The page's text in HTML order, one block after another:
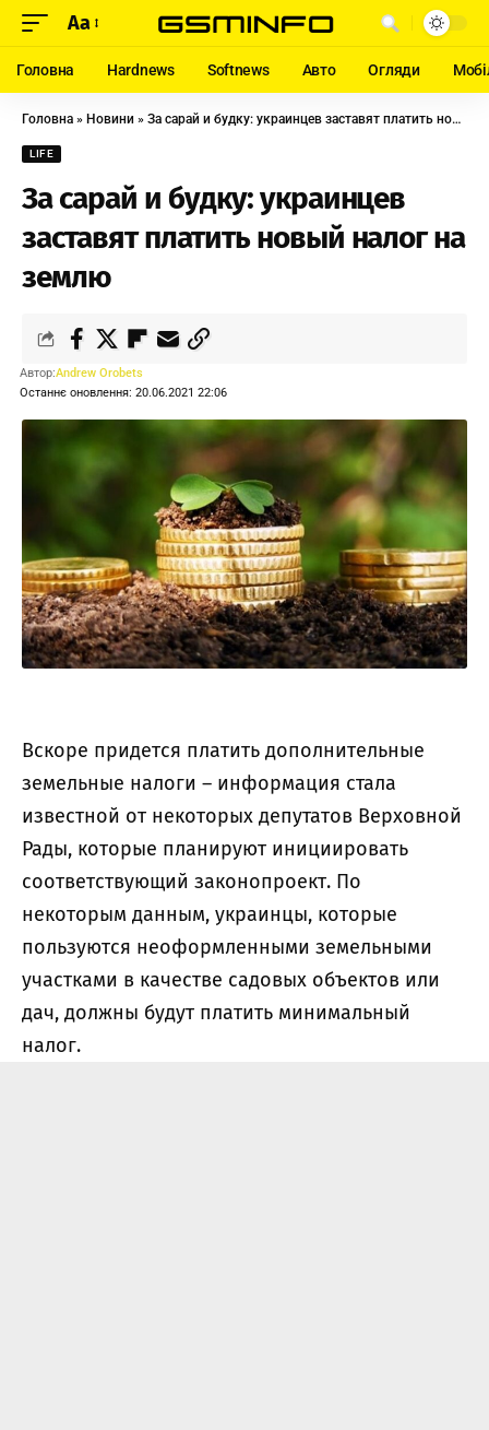
Aa
Головна Hardnews Softnews Авто Огляди
Головна » Новини » За сарай и будку: украинцев заставят платить новый налог на землю
LIFE
За сарай и будку: украинцев
заставят платить новый налог на
землю
Останнє оновлення: 20.06.2021 22:06
Автор:Andrew Orobets
Вскоре придется платить дополнительные
земельные налоги – информация стала
известной от некоторых депутатов Верховной
Рады, которые планируют инициировать
соответствующий законопроект. По
некоторым данным, украинцы, которые
пользуются неоформленными земельными
участками в качестве садовых объектов или
дач, должны будут платить минимальный
налог.